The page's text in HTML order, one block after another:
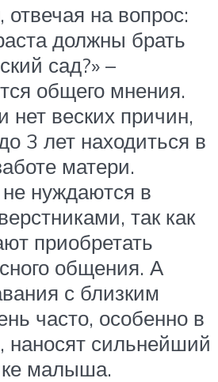
на вопрос:
должны брать
сад?» –
общего мнения.
нет веских причин,
3 лет находиться в
матери.
нуждаются в
так как
приобретать
общения. А
с близким
часто, особенно в
наносят сильнейший
малыша.